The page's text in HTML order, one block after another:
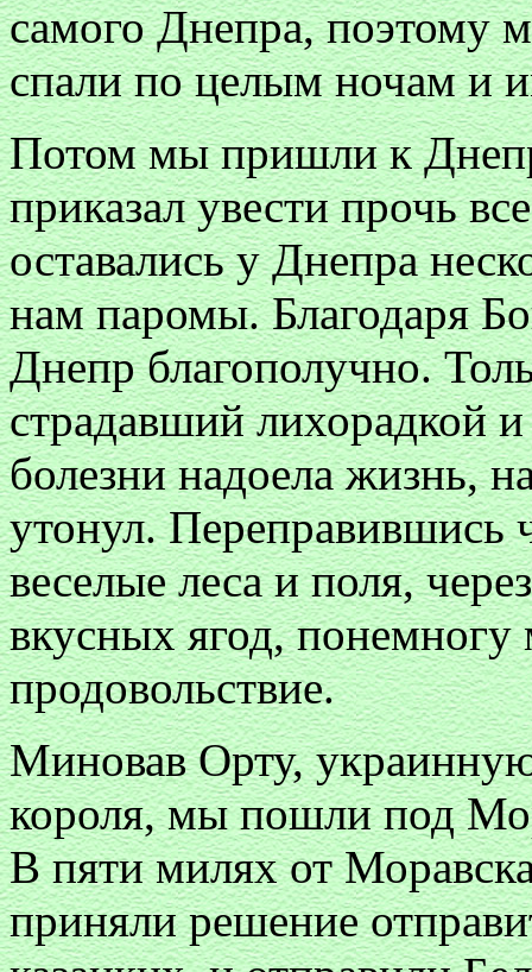
самого Днепра, поэтому
спали по целым ночам и
Потом мы пришли к
приказал увести прочь
оставались у Днепра
нам паромы. Благодаря
Днепр благополучно.
страдавший лихорадкой
болезни надоела жизнь,
утонул. Переправившись
веселые леса и поля,
вкусных ягод,
продовольствие.
Миновав Орту,
короля, мы пошли под
В пяти милях от
приняли решение